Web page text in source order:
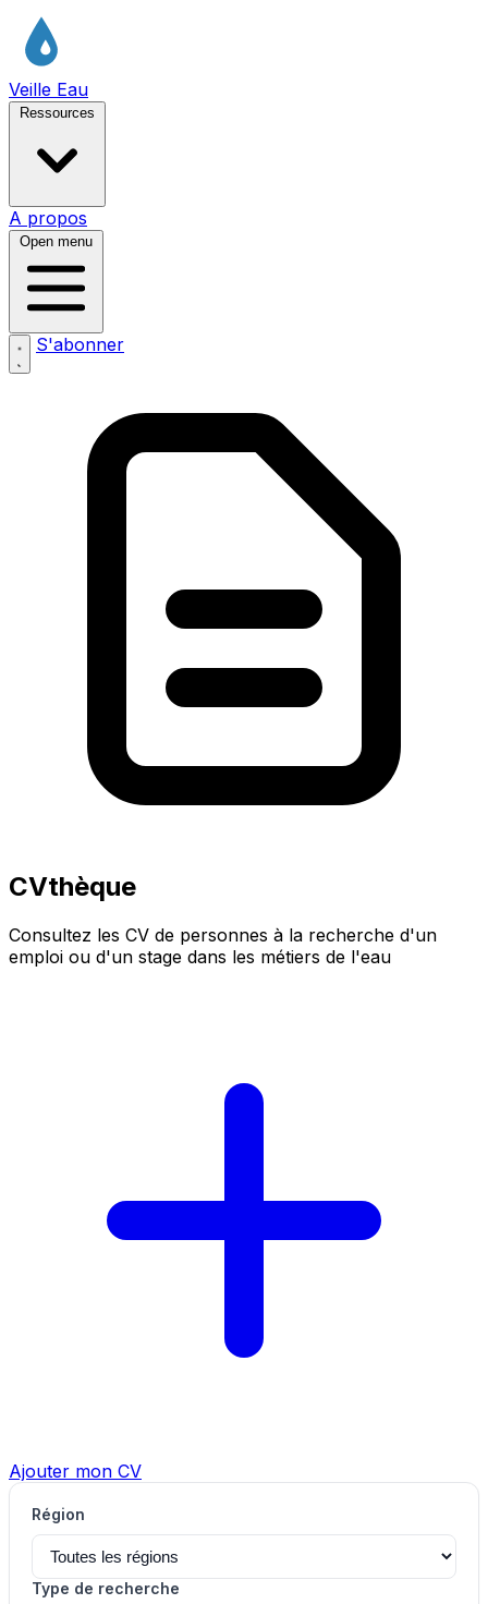
Veille Eau
Ressources
A propos
Open menu
S'abonner
CVthèque
Consultez les CV de personnes à la recherche d'un
emploi ou d'un stage dans les métiers de l'eau
Ajouter mon CV
Région
Type de recherche